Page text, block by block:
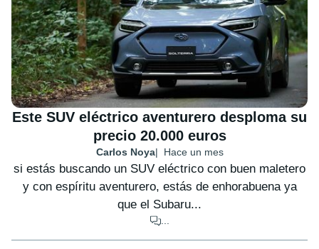
Este SUV eléctrico aventurero desploma su
precio 20.000 euros
Carlos Noya Hace un mes
si estás buscando un SUV eléctrico con buen maletero
y con espíritu aventurero, estás de enhorabuena ya
que el Subaru...
...